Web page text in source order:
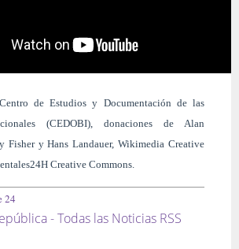
de Estudios y Documentación de las
(CEDOBI), donaciones de Alan
Fisher y Hans Landauer, Wikimedia Creative
Creative Commons.
24
- Todas las Noticias RSS